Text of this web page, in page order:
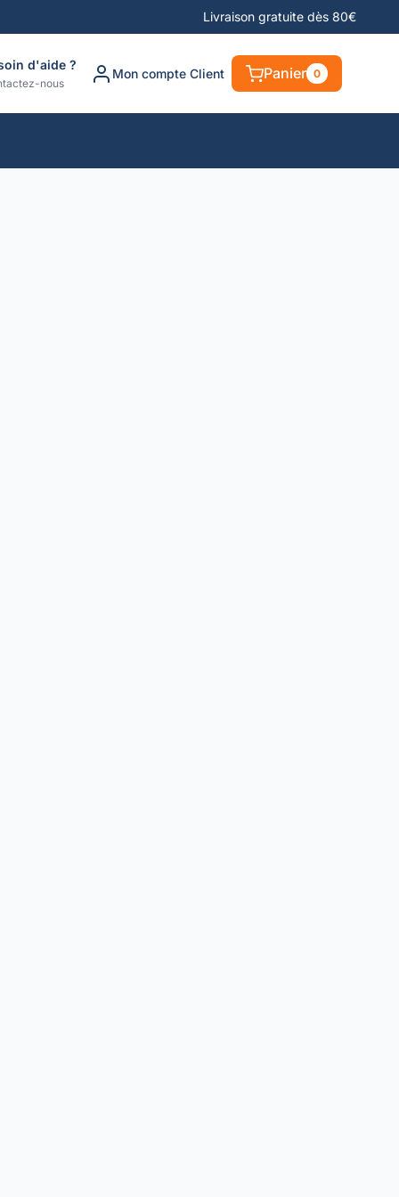
Livraison gratuite dès 80€
d'aide ?
nous
Mon compte Client Panier 0